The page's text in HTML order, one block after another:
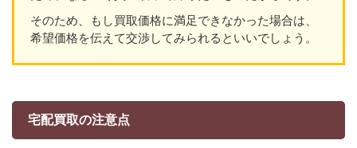
そのため、もし買取価格に満足できなかった場合は、
希望価格を伝えて交渉してみられるといいでしょう。
宅配買取の注意点